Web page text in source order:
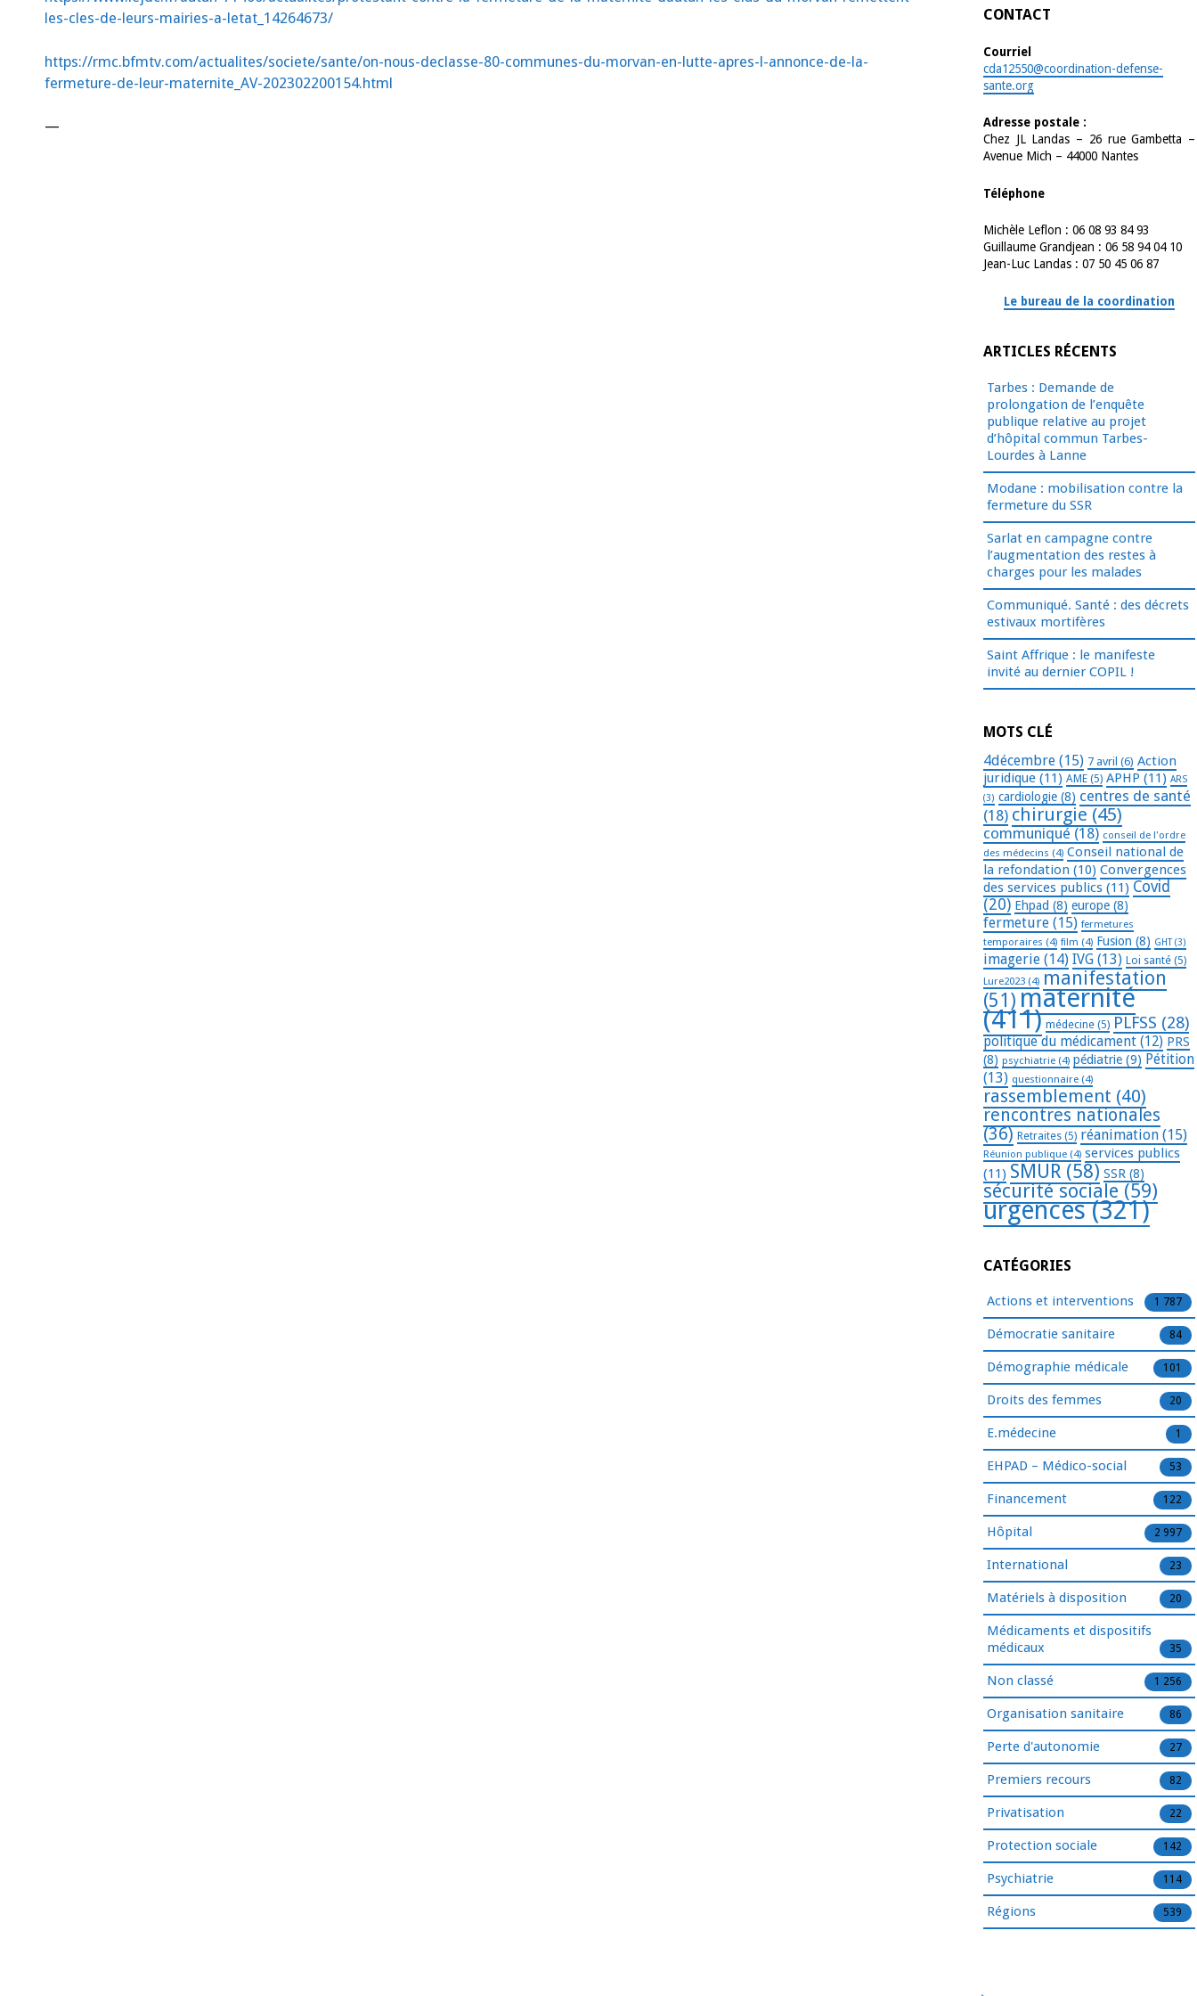
les-cles-de-leurs-mairies-a-letat_14264673/
https://rmc.bfmtv.com/actualites/societe/sante/on-nous-declasse-80-communes-du-morvan-en-lutte-apres-l-annonce-de-la-
fermeture-de-leur-maternite_AV-202302200154.html
—
CONTACT
Courriel
cda12550@coordination-defense-
sante.org
Adresse postale :
Chez JL Landas – 26 rue Gambetta –
Avenue Mich – 44000 Nantes
Téléphone
Michèle Leflon : 06 08 93 84 93
Guillaume Grandjean : 06 58 94 04 10
Jean-Luc Landas : 07 50 45 06 87
Le bureau de la coordination
ARTICLES RÉCENTS
Tarbes : Demande de
prolongation de l’enquête
publique relative au projet
d’hôpital commun Tarbes-
Lourdes à Lanne
Modane : mobilisation contre la
fermeture du SSR
Sarlat en campagne contre
l’augmentation des restes à
charges pour les malades
Communiqué. Santé : des décrets
estivaux mortifères
Saint Affrique : le manifeste
invité au dernier COPIL !
MOTS CLÉ
4décembre (15) 7 avril (6) Action
juridique (11) AME (5) APHP (11) ARS
(3) cardiologie (8) centres de santé
(18) chirurgie (45)
communiqué (18) conseil de l'ordre
des médecins (4) Conseil national de
la refondation (10) Convergences
des services publics (11) Covid
(20) Ehpad (8) europe (8)
fermeture (15) fermetures
temporaires (4) film (4) Fusion (8) GHT(3)
imagerie (14) IVG (13) Loi santé (5)
Lure2023 (4) manifestation
(51) maternité
(411) médecine (5) PLFSS (28)
politique du médicament (12) PRS
(8) psychiatrie (4) pédiatrie (9) Pétition
(13) questionnaire (4)
rassemblement (40)
rencontres nationales
(36) Retraites (5) réanimation (15)
Réunion publique (4) services publics
(11) SMUR (58) SSR (8)
sécurité sociale (59)
urgences(321)
CATÉGORIES
Actions et interventions 1 787
Démocratie sanitaire 84
Démographie médicale 101
Droits des femmes 20
E.médecine 1
EHPAD – Médico-social 53
Financement 122
Hôpital 2 997
International 23
Matériels à disposition 20
Médicaments et dispositifs
médicaux
35
Non classé 1 256
Organisation sanitaire 86
Perte d'autonomie 27
Premiers recours 82
Privatisation 22
Protection sociale 142
Psychiatrie 114
Régions 539